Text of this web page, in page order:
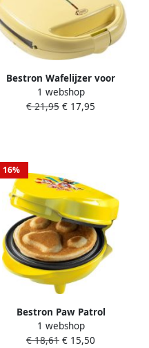
Bestron Wafelijzer voor
koekjes oreshkimaker in
retro design met
antiaanbaklaag 850 Watt
geel
1 webshop
€ 21,95 € 17,95
16%
Bestron Paw Patrol
Wafelijzer mini-wafelijzer in
uniek Paw Patrol design
1 webshop
€ 18,61 € 15,50